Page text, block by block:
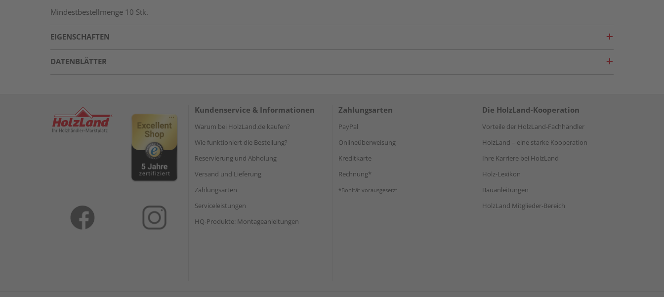
Mindestbestellmenge 10 Stk.
EIGENSCHAFTEN
DATENBLÄTTER
Kundenservice & Informationen
Warum bei HolzLand.de kaufen?
Wie funktioniert die Bestellung?
Reservierung und Abholung
Versand und Lieferung
Zahlungsarten
Serviceleistungen
HQ-Produkte: Montageanleitungen
Zahlungsarten
PayPal
Onlineüberweisung
Kreditkarte
Rechnung*
*Bonität vorausgesetzt
Die HolzLand-Kooperation
Vorteile der HolzLand-Fachhändler
HolzLand – eine starke Kooperation
Ihre Karriere bei HolzLand
Holz-Lexikon
Bauanleitungen
HolzLand Mitglieder-Bereich